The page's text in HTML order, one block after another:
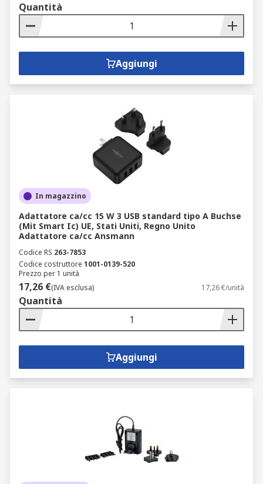
Quantità
Aggiungi
In magazzino
Adattatore ca/cc 15 W 3 USB standard tipo A Buchse
(Mit Smart Ic) UE, Stati Uniti, Regno Unito
Adattatore ca/cc Ansmann
Codice RS 263-7853
Codice costruttore 1001-0139-520
Prezzo per 1 unità
17,26 €(IVA esclusa) 17,26 €/unità
Quantità
Aggiungi